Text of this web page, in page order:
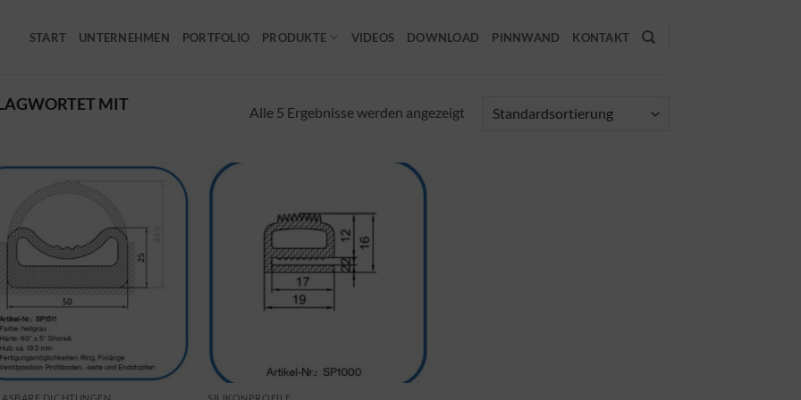
START UNTERNEHMEN PORTFOLIO PRODUKTE VIDEOS DOWNLOAD PINNWAND KONTAKT
MIT
Alle 5 Ergebnisse werden angezeigt